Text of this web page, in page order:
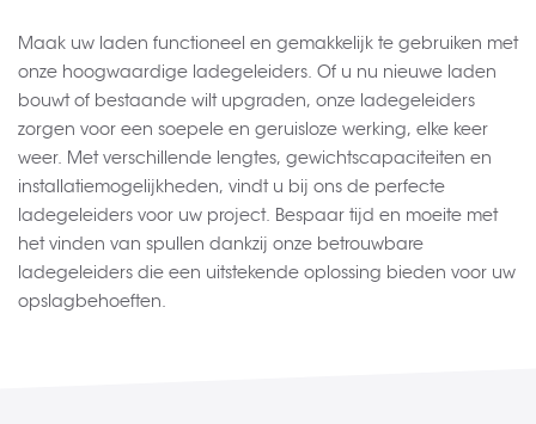
Maak uw laden functioneel en gemakkelijk te gebruiken met
onze hoogwaardige ladegeleiders. Of u nu nieuwe laden
bouwt of bestaande wilt upgraden, onze ladegeleiders
zorgen voor een soepele en geruisloze werking, elke keer
weer. Met verschillende lengtes, gewichtscapaciteiten en
installatiemogelijkheden, vindt u bij ons de perfecte
ladegeleiders voor uw project. Bespaar tijd en moeite met
het vinden van spullen dankzij onze betrouwbare
ladegeleiders die een uitstekende oplossing bieden voor uw
opslagbehoeften.